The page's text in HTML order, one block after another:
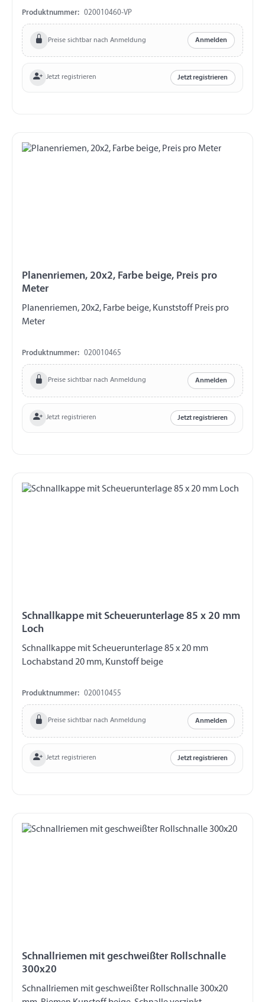
Produktnummer: 020010460-VP
Preise sichtbar nach Anmeldung Anmelden
Jetzt registrieren Jetzt registrieren
Planenriemen, 20x2, Farbe beige, Preis pro
Meter
Planenriemen, 20x2, Farbe beige, Kunststoff Preis pro
Meter
Produktnummer: 020010465
Preise sichtbar nach Anmeldung Anmelden
Jetzt registrieren Jetzt registrieren
Schnallkappe mit Scheuerunterlage 85 x 20 mm
Loch
Schnallkappe mit Scheuerunterlage 85 x 20 mm
Lochabstand 20 mm, Kunstoff beige
Produktnummer: 020010455
Preise sichtbar nach Anmeldung Anmelden
Jetzt registrieren Jetzt registrieren
Schnallriemen mit geschweißter Rollschnalle
300x20
Schnallriemen mit geschweißter Rollschnalle 300x20